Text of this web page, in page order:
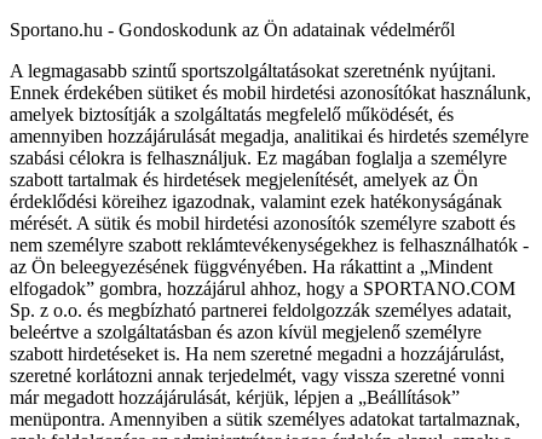
Sportano.hu - Gondoskodunk az Ön adatainak védelméről
A legmagasabb szintű sportszolgáltatásokat szeretnénk nyújtani.
Ennek érdekében sütiket és mobil hirdetési azonosítókat használunk,
amelyek biztosítják a szolgáltatás megfelelő működését, és
amennyiben hozzájárulását megadja, analitikai és hirdetés személyre
szabási célokra is felhasználjuk. Ez magában foglalja a személyre
szabott tartalmak és hirdetések megjelenítését, amelyek az Ön
érdeklődési köreihez igazodnak, valamint ezek hatékonyságának
mérését. A sütik és mobil hirdetési azonosítók személyre szabott és
nem személyre szabott reklámtevékenységekhez is felhasználhatók -
az Ön beleegyezésének függvényében. Ha rákattint a „Mindent
elfogadok” gombra, hozzájárul ahhoz, hogy a SPORTANO.COM
Sp. z o.o. és megbízható partnerei feldolgozzák személyes adatait,
beleértve a szolgáltatásban és azon kívül megjelenő személyre
szabott hirdetéseket is. Ha nem szeretné megadni a hozzájárulást,
szeretné korlátozni annak terjedelmét, vagy vissza szeretné vonni
már megadott hozzájárulását, kérjük, lépjen a „Beállítások”
menüpontra. Amennyiben a sütik személyes adatokat tartalmaznak,